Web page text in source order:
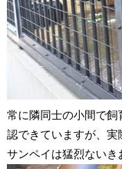
常に隣同士の小間で
認できていますが、実
サンペイは猛烈ないき